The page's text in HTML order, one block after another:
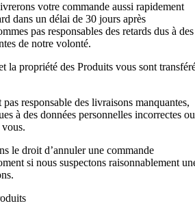
votre commande aussi rapidement
dans un délai de 30 jours après
pas responsables des retards dus à des
de notre volonté.
la propriété des Produits vous sont
responsable des livraisons manquantes,
à des données personnelles incorrectes ou
le droit d’annuler une commande
si nous suspectons raisonnablement